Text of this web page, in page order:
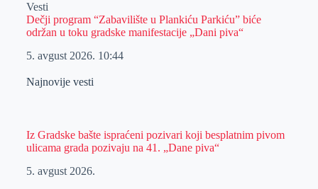
Vesti
Dečji program “Zabavilište u Plankiću Parkiću” biće
održan u toku gradske manifestacije „Dani piva“
5. avgust 2026. 10:44
Najnovije vesti
Iz Gradske bašte ispraćeni pozivari koji besplatnim pivom
ulicama grada pozivaju na 41. „Dane piva“
5. avgust 2026.